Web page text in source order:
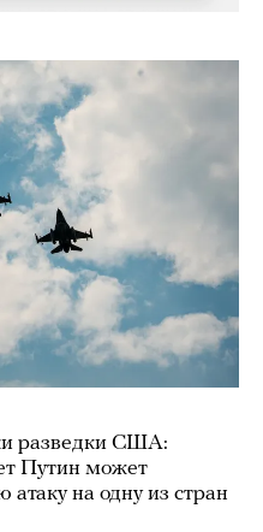
разведки США:
Путин может
на одну из стран